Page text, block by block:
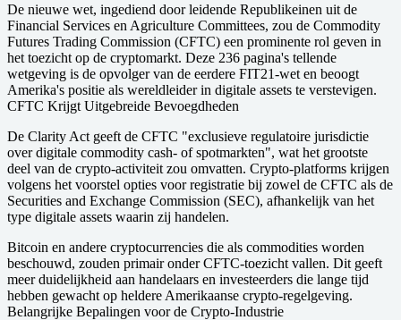
De nieuwe wet, ingediend door leidende Republikeinen uit de
Financial Services en Agriculture Committees, zou de Commodity
Futures Trading Commission (CFTC) een prominente rol geven in
het toezicht op de cryptomarkt. Deze 236 pagina's tellende
wetgeving is de opvolger van de eerdere FIT21-wet en beoogt
Amerika's positie als wereldleider in digitale assets te verstevigen.
CFTC Krijgt Uitgebreide Bevoegdheden
De Clarity Act geeft de CFTC "exclusieve regulatoire jurisdictie
over digitale commodity cash- of spotmarkten", wat het grootste
deel van de crypto-activiteit zou omvatten. Crypto-platforms krijgen
volgens het voorstel opties voor registratie bij zowel de CFTC als de
Securities and Exchange Commission (SEC), afhankelijk van het
type digitale assets waarin zij handelen.
Bitcoin en andere cryptocurrencies die als commodities worden
beschouwd, zouden primair onder CFTC-toezicht vallen. Dit geeft
meer duidelijkheid aan handelaars en investeerders die lange tijd
hebben gewacht op heldere Amerikaanse crypto-regelgeving.
Belangrijke Bepalingen voor de Crypto-Industrie